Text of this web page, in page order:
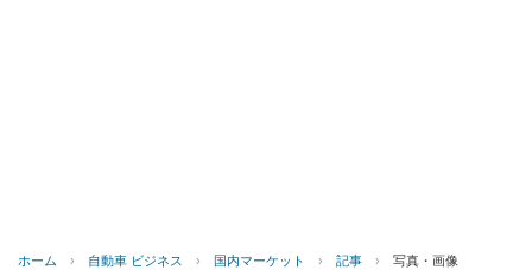
ホーム › 自動車 ビジネス › 国内マーケット › 記事 › 写真・画像